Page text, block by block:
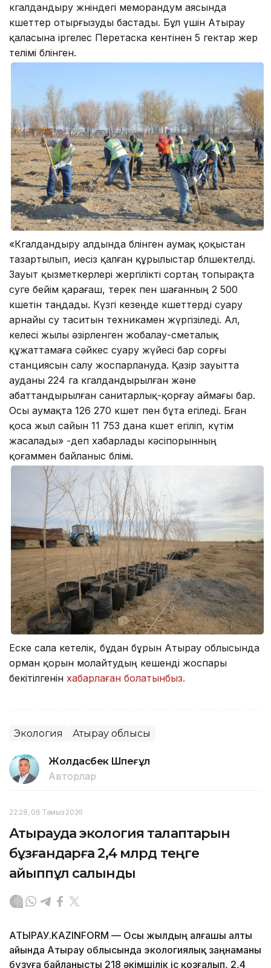
көгалдандыру жөніндегі меморандум аясында
көшеттер отырғызуды бастады. Бұл үшін Атырау
қаласына іргелес Перетаска кентінен 5 гектар жер
телімі бөлінген.
«Көгалдандыру алдында бөлінген аумақ қоқыстан
тазартылып, иесіз қалған құрылыстар бөлшектелді.
Зауыт қызметкерлері жергілікті сортаң топырақта
өсуге бейім қарағаш, терек пен шағанның 2 500
көшетін таңдады. Күзгі кезеңде көшеттерді суару
арнайы су таситын техникамен жүргізіледі. Ал,
келесі жылы әзірленген жобалау-сметалық
құжаттамаға сәйкес суару жүйесі бар сорғы
станциясын салу жоспарлануда. Қазір зауытта
ауданы 224 га көгалдандырылған және
абаттандырылған санитарлық-қорғау аймағы бар.
Осы аумақта 126 270 көшет пен бұта егіледі. Бған
қоса жыл сайын 11 753 дана көшет егіліп, күтім
жасалады» -деп хабарлады кәсіпорынның
қоғаммен байланыс бөлімі.
Еске сала кетелік, бұдан бұрын Атырау облысында
орман қорын молайтудың кешенді жоспары
бекітілгенін хабарлаған болатынбыз.
Экология Атырау облысы
Жолдасбек Шөпеғұл
Авторлар
22:28, 06 Тамыз 2026
Атырауда экология талаптарын
бұзғандарға 2,4 млрд теңге
айыппұл салынды
АТЫРАУ.KAZINFORM — Осы жылдың алғашы алты
айында Атырау облысында экологиялық заңнаманы
бұзуға байланысты 218 әкімшілік іс қозғалып, 2,4